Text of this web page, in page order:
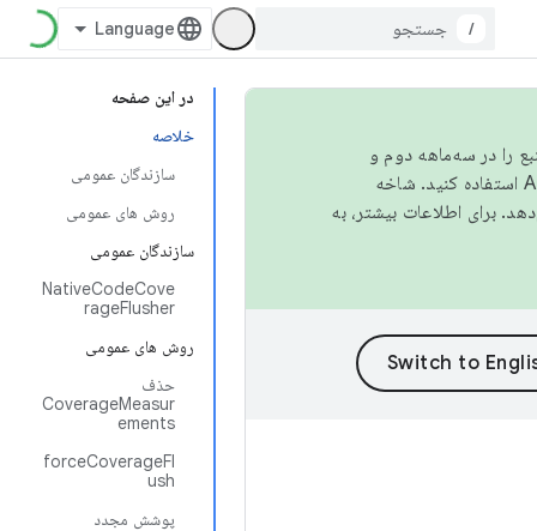
/
در این صفحه
خلاصه
سازندگان عمومی
روش های عمومی
سازندگان عمومی
NativeCodeCove
rageFlusher
روش های عمومی
حذف
CoverageMeasur
ements
forceCoverageFl
ush
پوشش مجدد
را در سه‌ماهه دوم و
استفاده کنید. شاخه